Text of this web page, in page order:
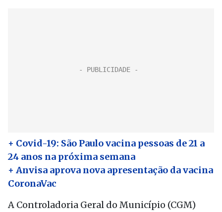
+ Covid-19: São Paulo vacina pessoas de 21 a
24 anos na próxima semana
+ Anvisa aprova nova apresentação da vacina
CoronaVac
A Controladoria Geral do Município (CGM)